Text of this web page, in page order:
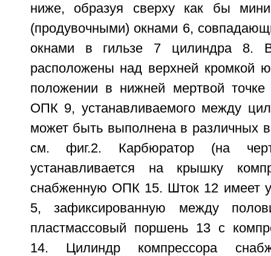
ниже, образуя сверху как бы
(продувочными) окнами 6,
окнами в гильзе 7 цилиндра 8.
расположены над верхней кромкой
положении в нижней мертвой
ОПК 9, устанавливаемого между
может быть выполнена в различных
см. фиг.2. Карбюратор (на
устанавливается на крышку
снабженную ОПК 15. Шток 12 имеет
5, зафиксированную между
пластмассовый поршень 13 с
14. Цилиндр компрессора